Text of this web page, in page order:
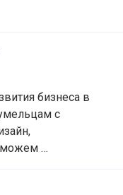
бизнеса в
с
…